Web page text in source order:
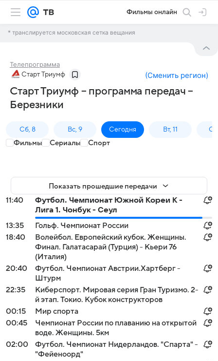
Фильмы онлайн
* транслируется московская сетка вещания
Телепрограмма
Старт Триумф (Сменить регион)
Старт Триумф – программа передач –
Березники
Сб, 8 Вс, 9 Сегодня Вт, 11
Фильмы Сериалы Спорт
Показать прошедшие передачи
11:40
Футбол. Чемпионат Южной Кореи К -
Лига 1. Чонбук - Сеул
13:35
Гольф. Чемпионат России
18:40
Волейбол. Европейский кубок. Женщины.
Финал. Галатасарай (Турция) - Кьери 76
(Италия)
20:40
Футбол. Чемпионат Австрии.Хартберг -
Штурм
22:35
Киберспорт. Мировая серия Гран Туризмо. 2-
й этап. Токио. Кубок конструкторов
00:15
Мир спорта
00:45
Чемпионат России по плаванию на открытой
воде. Женщины. 5км
02:00
Футбол. Чемпионат Нидерландов. "Спарта" -
"Фейеноорд"